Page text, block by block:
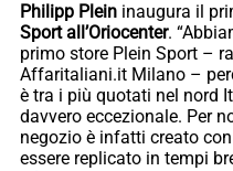
Philipp Plein inaugura il
Sport all’Oriocenter.
primo store Plein Sport –
Affaritaliani.it Milano –
è tra i più quotati nel nord
davvero eccezionale. Per
negozio è infatti creato
essere replicato in tempi